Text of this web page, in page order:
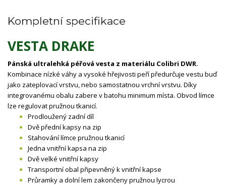
Kompletní specifikace
VESTA DRAKE
Pánská ultralehká péřová vesta z materiálu Colibri DWR.
Kombinace nízké váhy a vysoké hřejivosti peří předurčuje vestu buď
jako zateplovací vrstvu, nebo samostatnou vrchní vrstvu. Díky
integrovanému obalu zabere v batohu minimum místa. Obvod límce
lze regulovat pružnou tkanicí.
Prodloužený zadní díl
Dvě přední kapsy na zip
Stahování límce pružnou tkanicí
Jedna vnitřní kapsa na zip
Dvě velké vnitřní kapsy
Transportní obal připevněný k vnitřní kapse
Průramky a dolní lem zakončeny pružnou lycrou